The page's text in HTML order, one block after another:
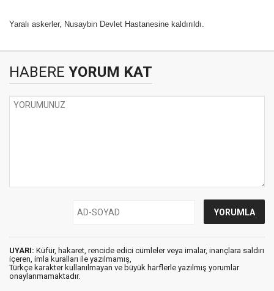
Yaralı askerler, Nusaybin Devlet Hastanesine kaldırıldı.
HABERE YORUM KAT
UYARI: Küfür, hakaret, rencide edici cümleler veya imalar, inançlara saldırı
içeren, imla kuralları ile yazılmamış,
Türkçe karakter kullanılmayan ve büyük harflerle yazılmış yorumlar
onaylanmamaktadır.